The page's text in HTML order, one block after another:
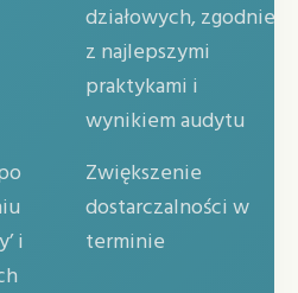
i
działowych, zgodnie
z najlepszymi
praktykami i
wynikiem audytu
Zwiększenie
dostarczalności w
terminie